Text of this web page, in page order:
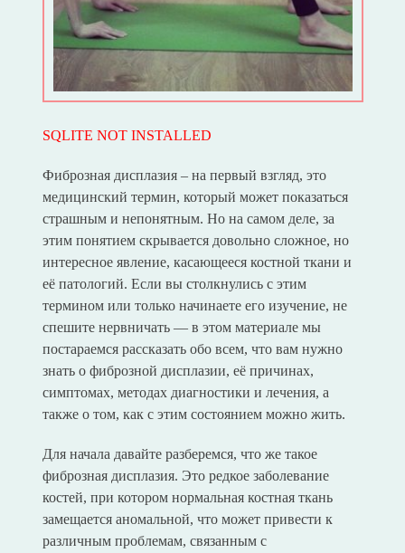
SQLITE NOT INSTALLED
Фиброзная дисплазия – на первый взгляд, это
медицинский термин, который может показаться
страшным и непонятным. Но на самом деле, за
этим понятием скрывается довольно сложное, но
интересное явление, касающееся костной ткани и
её патологий. Если вы столкнулись с этим
термином или только начинаете его изучение, не
спешите нервничать — в этом материале мы
постараемся рассказать обо всем, что вам нужно
знать о фиброзной дисплазии, её причинах,
симптомах, методах диагностики и лечения, а
также о том, как с этим состоянием можно жить.
Для начала давайте разберемся, что же такое
фиброзная дисплазия. Это редкое заболевание
костей, при котором нормальная костная ткань
замещается аномальной, что может привести к
различным проблемам, связанным с